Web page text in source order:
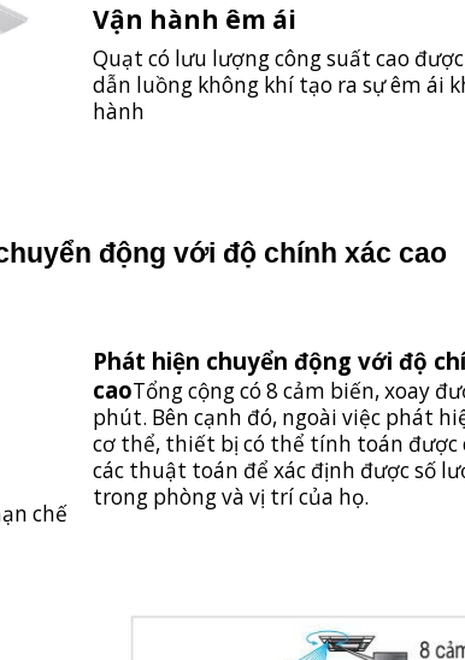
Vận hành êm ái
Quạt có lưu lượng công suất cao
dẫn luồng không khí tạo ra sự êm ái
hành
động với độ chính xác cao
chế
Phát hiện chuyển động với độ
caoTổng cộng có 8 cảm biến, xoay
phút. Bên cạnh đó, ngoài việc phát
cơ thể, thiết bị có thể tính toán được
các thuật toán để xác định được số
trong phòng và vị trí của họ.